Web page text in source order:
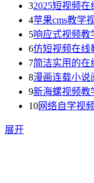
32025短视频
4苹果cms教学
5响应式视频教
6仿短视频在线
7简洁实用的在
8漫画连载小说
9新海螺视频教
10网络自学视
展开